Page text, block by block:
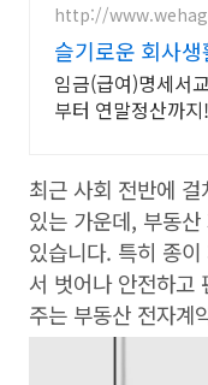
http://
슬기로운 회사
임금(급여)명세서
부터 연말정산까
최근 사회 전반에
있는 가운데, 부동
있습니다. 특히 종
서 벗어나 안전하고
주는 부동산 전자계